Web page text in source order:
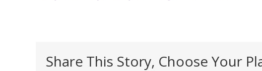
Share This Story, Choose Your